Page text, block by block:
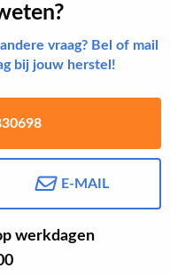
vraag? Bel of mail
bij jouw herstel!
E-MAIL
werkdagen